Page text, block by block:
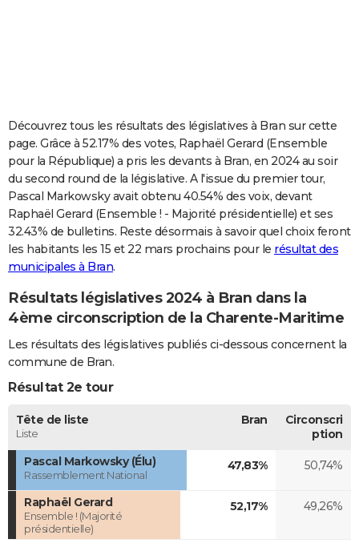
Carte de Noël
Carte Bonne année
Carte Saint-Valentin
Carte Pâques
Carte d'anniversaire
DICTIONNAIRE
Dictionnaire
Biographies
Citations
Expressions
Proverbes
PROGRAMME TV
COPAINS D'AVANT
S'inscrire
Se connecter
Lycées
Collèges
Primaires
Universités
Entreprises
Service militaire
Avis de recherche
AVIS DE DÉCÈS
Découvrez tous les résultats des législatives à Bran sur cette
page. Grâce à 52.17% des votes, Raphaël Gerard (Ensemble
pour la République) a pris les devants à Bran, en 2024 au soir
du second round de la législative. A l'issue du premier tour,
Pascal Markowsky avait obtenu 40.54% des voix, devant
Raphaël Gerard (Ensemble ! - Majorité présidentielle) et ses
32.43% de bulletins. Reste désormais à savoir quel choix feront
les habitants les 15 et 22 mars prochains pour le résultat des
municipales à Bran.
Résultats législatives 2024 à Bran dans la
4ème circonscription de la Charente-Maritime
Les résultats des législatives publiés ci-dessous concernent la
commune de Bran.
Résultat 2e tour
Tête de liste
Liste
Bran
Circonscri
ption
Pascal Markowsky (Élu)
Rassemblement National
47,83% 50,74%
Raphaël Gerard
Ensemble ! (Majorité
présidentielle)
52,17% 49,26%